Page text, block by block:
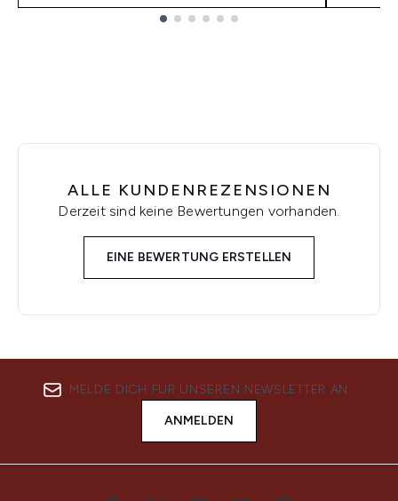
ALLE KUNDENREZENSIONEN
Derzeit sind keine Bewertungen vorhanden.
EINE BEWERTUNG ERSTELLEN
MELDE DICH FÜR UNSEREN NEWSLETTER AN
ANMELDEN